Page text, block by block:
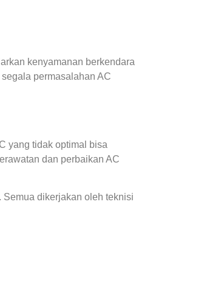
kenyamanan berkendara
permasalahan AC
yang tidak optimal bisa
dan perbaikan AC
dikerjakan oleh teknisi